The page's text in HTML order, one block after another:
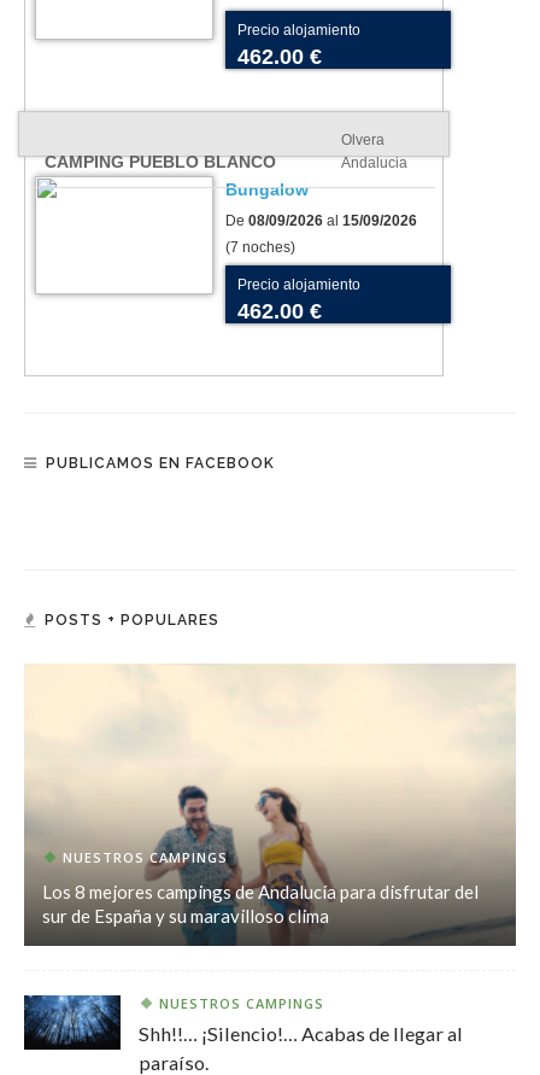
Precio alojamiento
462.00 €
CAMPING PUEBLO BLANCO
Olvera
Andalucia
Bungalow
De 08/09/2026 al 15/09/2026
(7 noches)
Precio alojamiento
462.00 €
PUBLICAMOS EN FACEBOOK
POSTS + POPULARES
NUESTROS CAMPINGS
Los 8 mejores campings de Andalucía para disfrutar del
sur de España y su maravilloso clima
NUESTROS CAMPINGS
Shh!!… ¡Silencio!… Acabas de llegar al
paraíso.